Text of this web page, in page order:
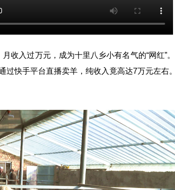
收入过万元，成为十里八乡小有名气的“网红”
快手平台直播卖羊，纯收入竟高达7万元左右。